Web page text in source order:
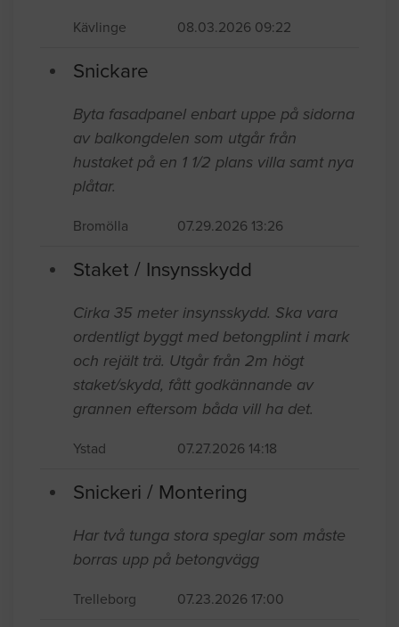
Kävlinge 08.03.2026 09:22
Snickare
Byta fasadpanel enbart uppe på sidorna
av balkongdelen som utgår från
hustaket på en 1 1/2 plans villa samt nya
plåtar.
Bromölla 07.29.2026 13:26
Staket / Insynsskydd
Cirka 35 meter insynsskydd. Ska vara
ordentligt byggt med betongplint i mark
och rejält trä. Utgår från 2m högt
staket/skydd, fått godkännande av
grannen eftersom båda vill ha det.
Ystad 07.27.2026 14:18
Snickeri / Montering
Har två tunga stora speglar som måste
borras upp på betongvägg
Trelleborg 07.23.2026 17:00